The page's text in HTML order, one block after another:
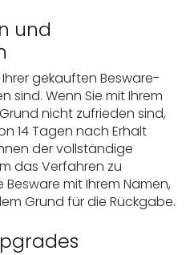
und
gekauften Besware-
sind. Wenn Sie mit Ihrem
nicht zufrieden sind,
14 Tagen nach Erhalt
der vollständige
das Verfahren zu
mit Ihrem Namen,
Grund für die Rückgabe.